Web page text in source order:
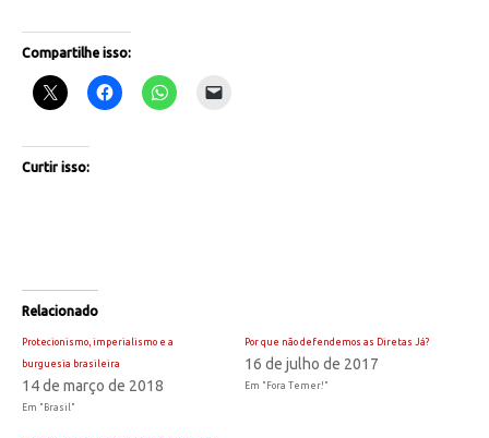
Compartilhe isso:
Curtir isso:
Relacionado
Protecionismo, imperialismo e a
burguesia brasileira
14 de março de 2018
Em "Brasil"
Por que não defendemos as Diretas Já?
16 de julho de 2017
Em "Fora Temer!"